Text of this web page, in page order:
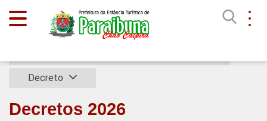
Decreto
Decretos 2026